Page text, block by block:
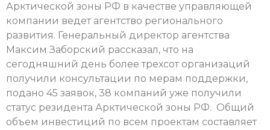
Арктической зоны РФ в качестве управляющей
компании ведет агентство регионального
развития. Генеральный директор агентства
Максим Заборский рассказал, что на
сегодняшний день более трехсот организаций
получили консультации по мерам поддержки,
подано 45 заявок, 38 компаний уже получили
статус резидента Арктической зоны РФ. Общий
объем инвестиций по всем проектам составляет